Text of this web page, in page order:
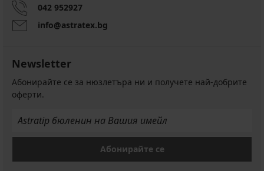
042 952927
info@astratex.bg
Newsletter
Абонирайте се за нюзлетъра ни и получете най-добрите
оферти.
Абонирайте се